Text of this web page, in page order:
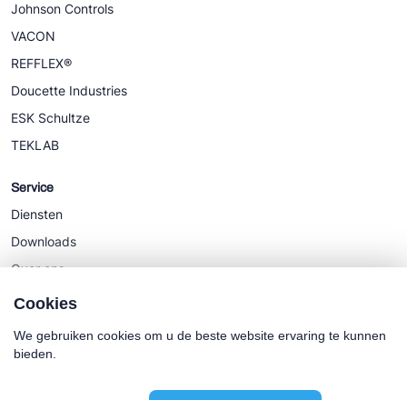
Johnson Controls
VACON
REFFLEX®
Doucette Industries
ESK Schultze
TEKLAB
Service
Diensten
Downloads
Over ons
Nieuws
Algemene Voorwaarden
Cookies
We gebruiken cookies om u de beste website ervaring te kunnen
bieden.